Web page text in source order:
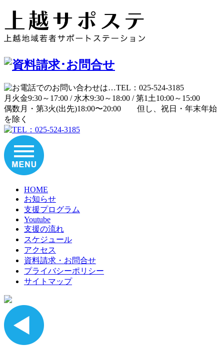
月 火金9:30～17:00 / 水木9:30～18:00 /第1土10:00～15:00
偶数月・第3火(出先)18:00〜20:00 但し、祝日・年末年始
を除く
HOME
お知らせ
支援プログラム
Youtube
支援の流れ
スケジュール
アクセス
資料請求・お問合せ
プライバシーポリシー
サイトマップ